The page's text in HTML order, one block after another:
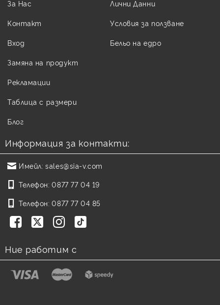
За Нас
Контакт
Вход
Лични Данни
Условия за ползване
Бельо на едро
Замяна на продукт
Рекламации
Таблица с размери
Блог
Информация за контакти:
Имейл: sales@sia-v.com
Телефон: 0877 77 04 19
Телефон: 0877 77 04 85
Ние работим с